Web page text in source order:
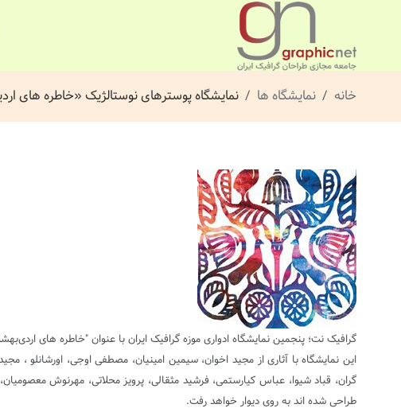
خانه نمایشگاه ها نمایشگاه پوسترهای نوستالژیک «خاطره های
گرافیک نت؛ پنجمین نمایشگاه ادواری موزه گرافیک ایران با عنوان "خاطره های
این نمایشگاه با آثاری از مجید اخوان، سیمین امینیان، مصطفی اوجی، اورشانلو ،
طراحی شده اند به روی دیوار خواهد رفت.